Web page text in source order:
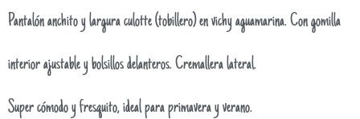
Pantalón anchito y largura culotte (tobillero) en vichy aguamarina. Con gomilla
interior ajustable y bolsillos delanteros. Cremallera lateral.
Super cómodo y fresquito, ideal para primavera y verano.